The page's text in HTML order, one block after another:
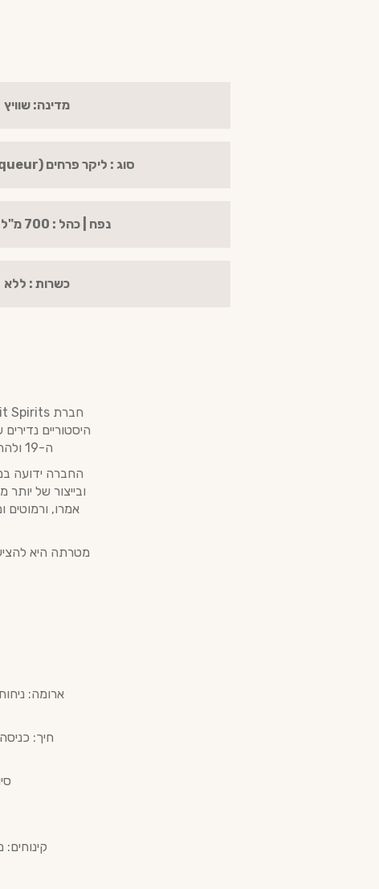
מדינה: שוויץ
סוג : ליקר פרחים (Floral Liqueur)
נפח | כהל : 700 מ"ל | 22%
כשרות : ללא
היסטוריים
ה-19 ולהחזיר לשוק משקאות ששימשו בעבר כמרכיבים מרכזיים בקוקטיילים קלאסיים.
החברה ידועה
אמרו, ורמוטים
מטרתה היא להציע
ארומה:
חיך: